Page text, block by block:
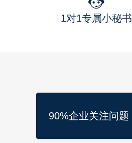
1对1专属小秘书
90%企业关注问题